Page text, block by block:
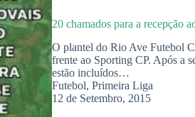
20 chamados para a recepção
O plantel do Rio Ave Futebol
frente ao Sporting CP. Após a
estão incluídos…
Futebol,Primeira Liga
12 de Setembro, 2015